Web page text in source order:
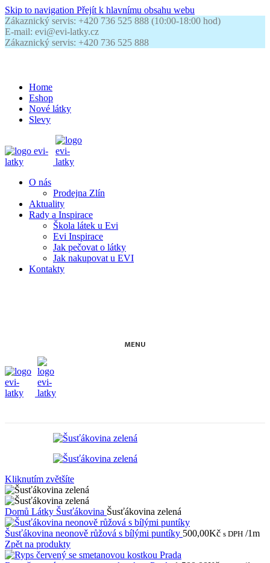
Skip to navigation Přejít k hlavnímu obsahu webu
Zákaznický servis: +420 736 525 888 (10:00-18:00 hod)
E-mail: evi@evi-latky.cz
Zákaznický servis: +420 736 525 888
Home
Eshop
Nové látky
Slevy
O nás
Prodejna Zlín
Aktuality
Rady a Inspirace
Škola látek u Evi
Evi Inspirace
Jak pečovat o látky
Jak nakupovat u EVI
Kontakty
MENU
Kliknutím zvětšíte
Domů Látky Šusťákovina Šusťákovina zelená
Šusťákovina neonově růžová s bílými puntíky 500,00Kč s DPH /1m
Zpět na produkty